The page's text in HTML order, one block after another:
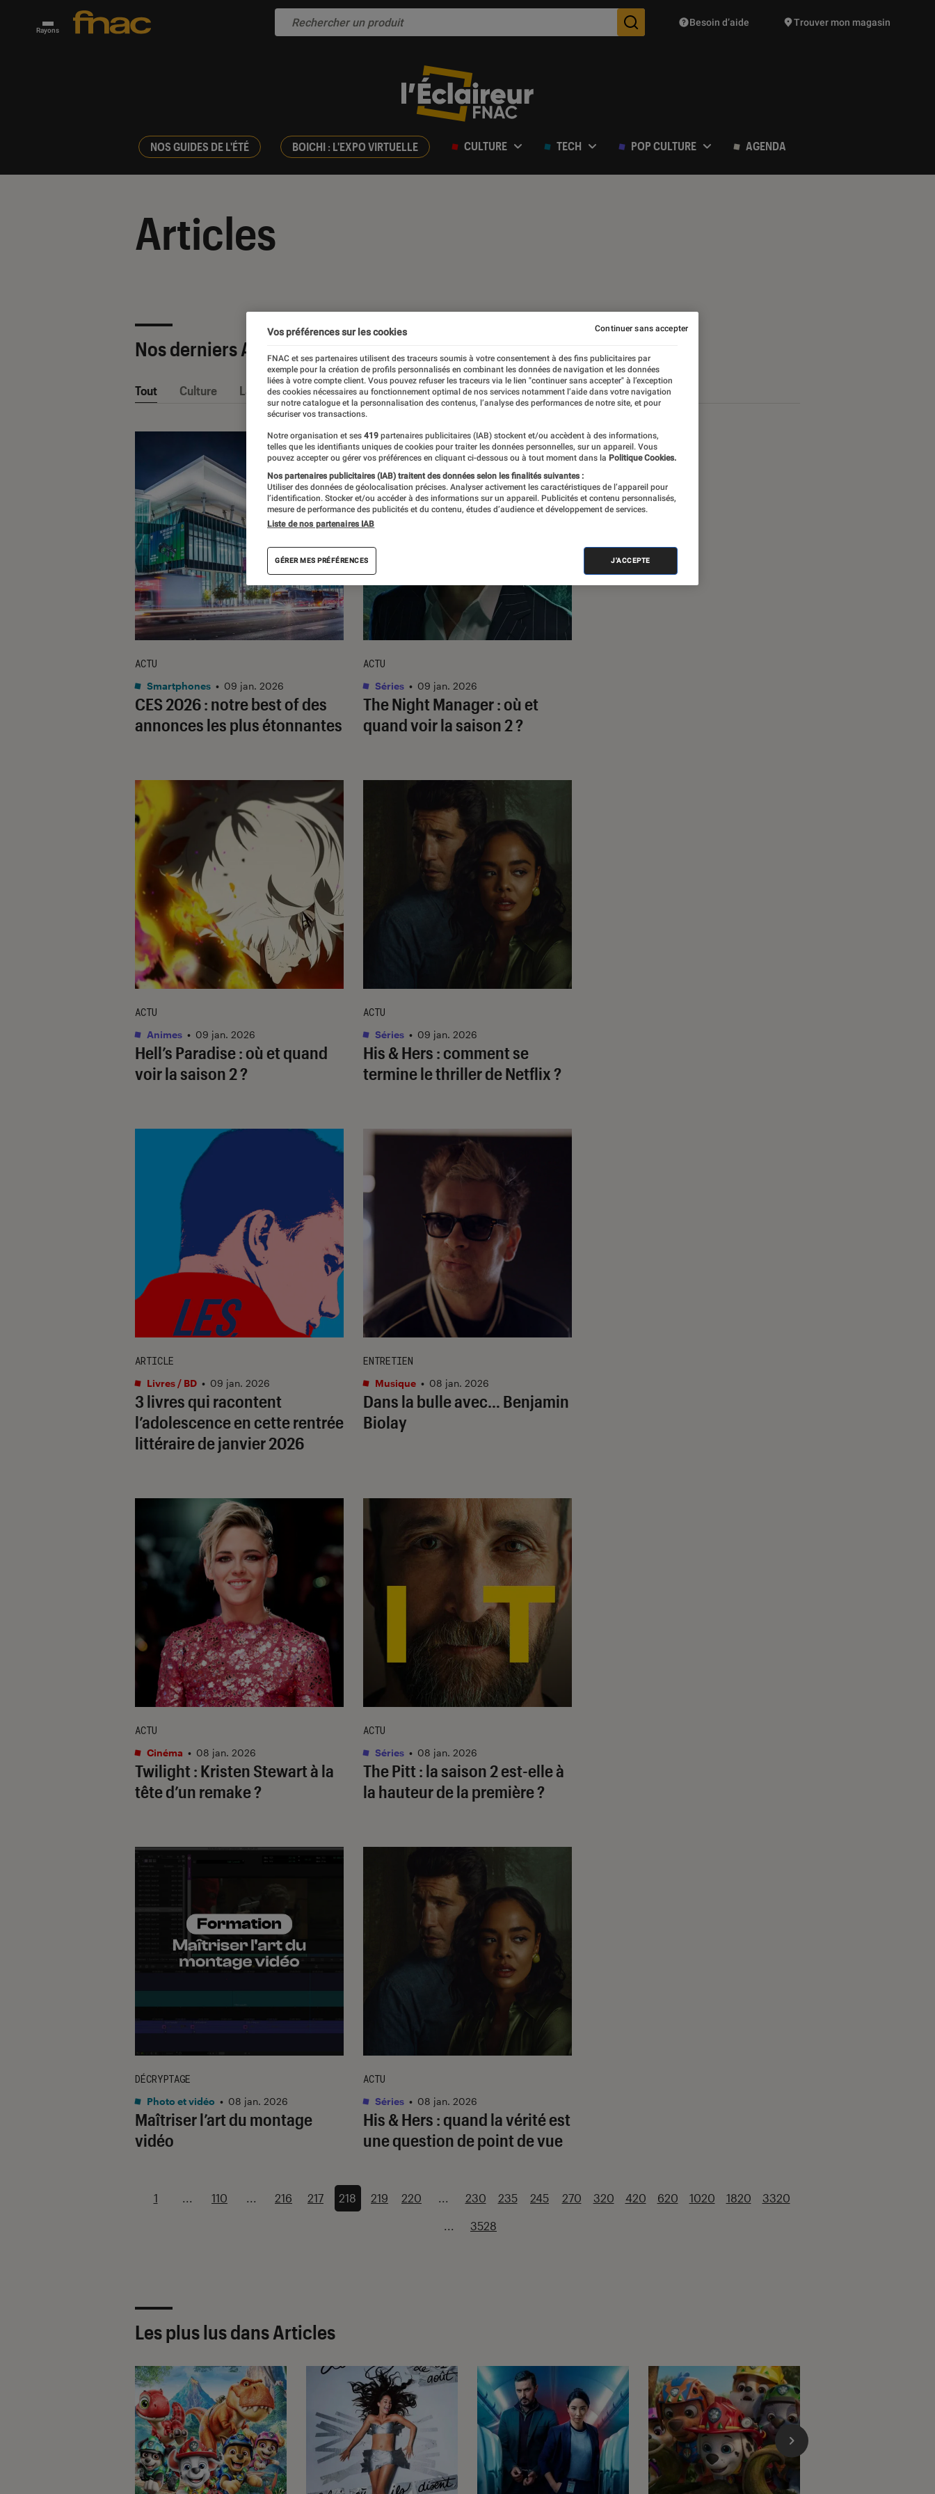
Rayons Des suggestions de produits vont vous être proposées
Besoin d’aide Trouver mon magasin
NOS GUIDES DE L'ÉTÉ BOICHI : L'EXPO VIRTUELLE CULTURE TECH POP CULTURE AGENDA
Articles
Nos derniers Articles
Tout Culture La Claque Fnac Nos conseils Pop Culture Tech
CES 2026 : notre best of des
annonces les plus étonnantes
ACTU
Smartphones • 09 jan. 2026
The Night Manager: où et
quand voir la saison 2 ?
ACTU
Séries • 09 jan. 2026
Hell’s Paradise: où et quand
voir la saison 2 ?
ACTU
Animes • 09 jan. 2026
His & Hers : comment se
termine le thriller de Netflix ?
ACTU
Séries • 09 jan. 2026
3 livres qui racontent
l’adolescence en cette rentrée
littéraire de janvier 2026
ARTICLE
Livres / BD • 09 jan. 2026
Dans la bulle avec… Benjamin
Biolay
ENTRETIEN
Musique • 08 jan. 2026
Twilight : Kristen Stewart à la
tête d’un remake ?
ACTU
Cinéma • 08 jan. 2026
The Pitt : la saison 2 est-elle à
la hauteur de la première ?
ACTU
Séries • 08 jan. 2026
Maîtriser l’art du montage
vidéo
DÉCRYPTAGE
Photo et vidéo • 08 jan. 2026
His & Hers : quand la vérité est
une question de point de vue
ACTU
Séries • 08 jan. 2026
1 ... 110 ... 216 217 218 219 220 ... 230 235 245 270 320 420 620 1020 1820 3320
... 3528
Les plus lus dans Articles
Vos préférences sur les cookies
FNAC et ses partenaires utilisent des traceurs soumis à votre consentement à des fins publicitaires par
exemple pour la création de profils personnalisés en combinant les données de navigation et les données
liées à votre compte client. Vous pouvez refuser les traceurs via le lien "continuer sans accepter" à l’exception
des cookies nécessaires au fonctionnement optimal de nos services notamment l’aide dans votre navigation
sur notre catalogue et la personnalisation des contenus, l’analyse des performances de notre site, et pour
sécuriser vos transactions.
Notre organisation et ses 419 partenaires publicitaires (IAB) stockent et/ou accèdent à des informations,
telles que les identifiants uniques de cookies pour traiter les données personnelles, sur un appareil. Vous
pouvez accepter ou gérer vos préférences en cliquant ci-dessous ou à tout moment dans la Politique Cookies.
Nos partenaires publicitaires (IAB) traitent des données selon les finalités suivantes :
Utiliser des données de géolocalisation précises. Analyser activement les caractéristiques de l’appareil pour
l’identification. Stocker et/ou accéder à des informations sur un appareil. Publicités et contenu personnalisés,
mesure de performance des publicités et du contenu, études d’audience et développement de services.
Liste de nos partenaires IAB
GÉRER MES PRÉFÉRENCES J'ACCEPTE
Continuer sans accepter